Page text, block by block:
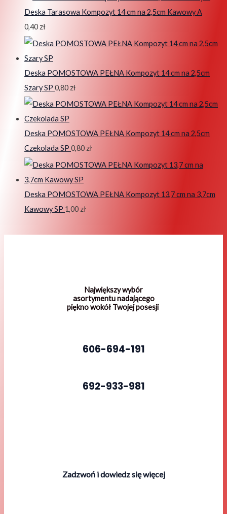
Deska Tarasowa Kompozyt 14 cm na 2,5cm Kawowy A
0,40 zł
Deska POMOSTOWA PEŁNA Kompozyt 14 cm na 2,5cm
Szary SP 0,80 zł
Deska POMOSTOWA PEŁNA Kompozyt 14 cm na 2,5cm
Czekolada SP 0,80 zł
Deska POMOSTOWA PEŁNA Kompozyt 13,7 cm na 3,7cm
Kawowy SP 1,00 zł
Największy wybór
asortymentu nadającego
piękno wokół Twojej posesji
606-694-191
692-933-981
Zadzwoń i dowiedz się więcej